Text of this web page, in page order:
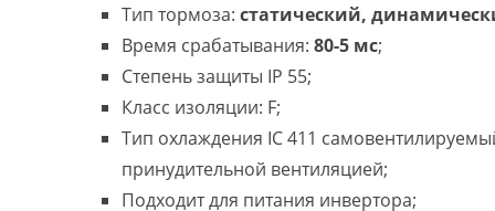
Тип тормоза: статический,
Время срабатывания: 80-5 мс;
Степень защиты IP 55;
Класс изоляции: F;
Тип охлаждения IC 411
принудительной вентиляцией;
Подходит для питания инвертора;